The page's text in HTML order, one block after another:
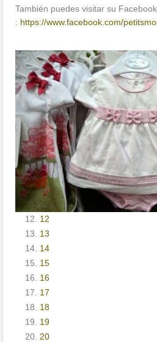
También puedes visitar su
: https://www.facebook.com/
1
2
3
4
5
6
7
8
9
10
12
13
14
15
16
17
18
19
20